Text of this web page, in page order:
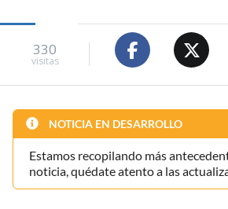
330
visitas
NOTICIA EN DESARROLLO
Estamos recopilando más
noticia, quédate atento a las